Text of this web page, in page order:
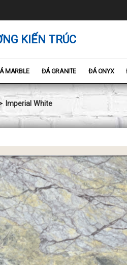
KIẾN TRÚC
MARBLE ĐÁ GRANITE ĐÁ ONYX
Imperial White